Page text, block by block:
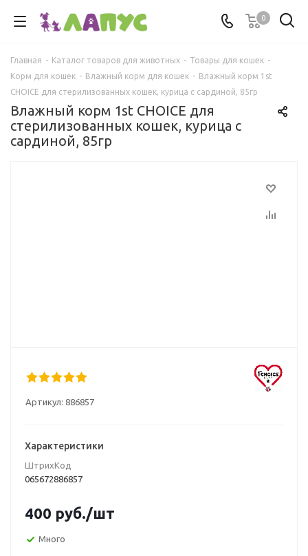
0
Главная - Каталог товаров для животных - Товары для кошек -
Корм для кошек - Влажный корм для кошек - Влажный корм 1st
CHOICE для стерилизованных кошек, курица с сардиной, 85гр
Влажный корм 1st CHOICE для
стерилизованных кошек, курица с
сардиной, 85гр
Артикул: 886857
Характеристики
ШтрихКод
065672886857
400 руб./шт
Много